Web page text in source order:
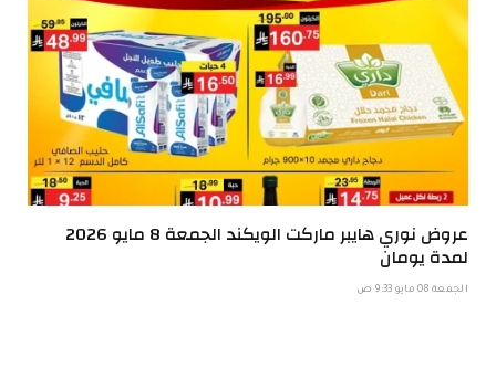
عروض نوري هايبر ماركت الويكند الجمعة 8 مايو 2026
لمدة يومان
الجمعة 08 مايو 9:33 ص